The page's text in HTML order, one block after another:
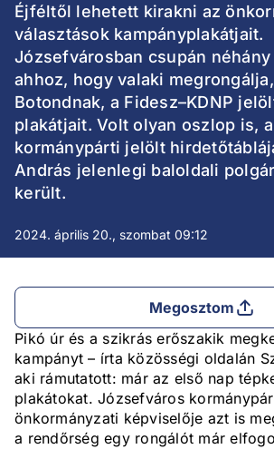
Éjféltől lehetett kirakni az
választások kampányplakátjait.
Józsefvárosban csupán
ahhoz, hogy valaki
Botondnak, a Fidesz–KDNP
plakátjait. Volt olyan oszlop is,
kormánypárti jelölt
András jelenlegi baloldali
került.
2024. április 20., szombat 09:12
Megosztom
Pikó úr és a szikrás erőszakik
kampányt – írta közösségi oldalán
aki rámutatott: már az első nap
plakátokat. Józsefváros
önkormányzati képviselője azt is
a rendőrség egy rongálót már